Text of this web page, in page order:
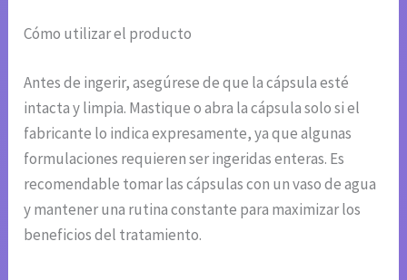
Cómo utilizar el producto
Antes de ingerir, asegúrese de que la cápsula esté
intacta y limpia. Mastique o abra la cápsula solo si el
fabricante lo indica expresamente, ya que algunas
formulaciones requieren ser ingeridas enteras. Es
recomendable tomar las cápsulas con un vaso de agua
y mantener una rutina constante para maximizar los
beneficios del tratamiento.